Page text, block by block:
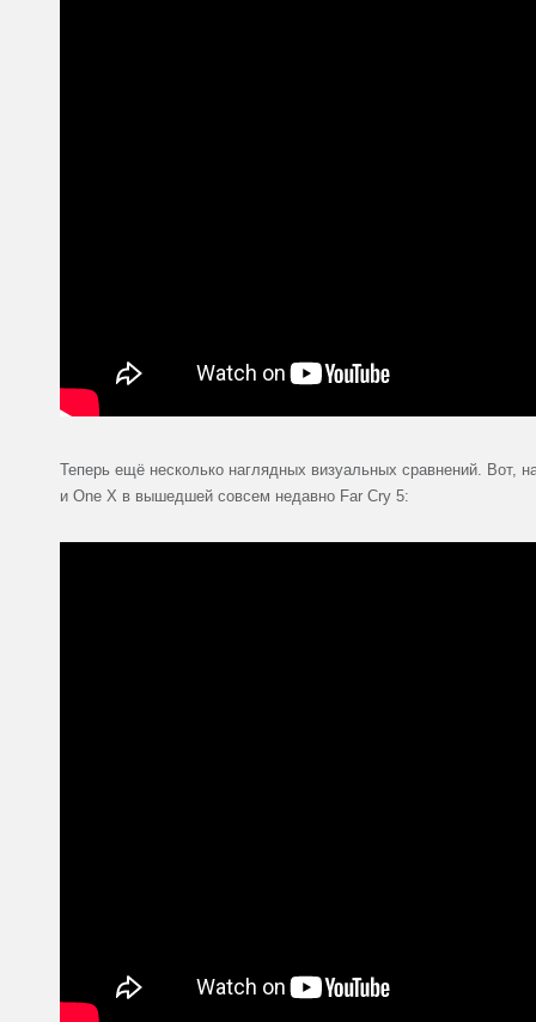
Теперь ещё несколько наглядных визуальных сравнений. Вот,
и One X в вышедшей совсем недавно Far Cry 5: